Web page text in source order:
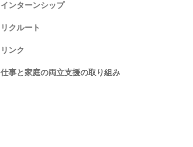
インターンシップ
リクルート
リンク
仕事と家庭の両立支援の取り組み